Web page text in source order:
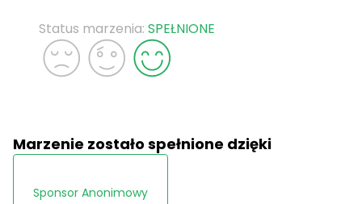
Status marzenia: SPEŁNIONE
Marzenie zostało spełnione dzięki
Sponsor Anonimowy